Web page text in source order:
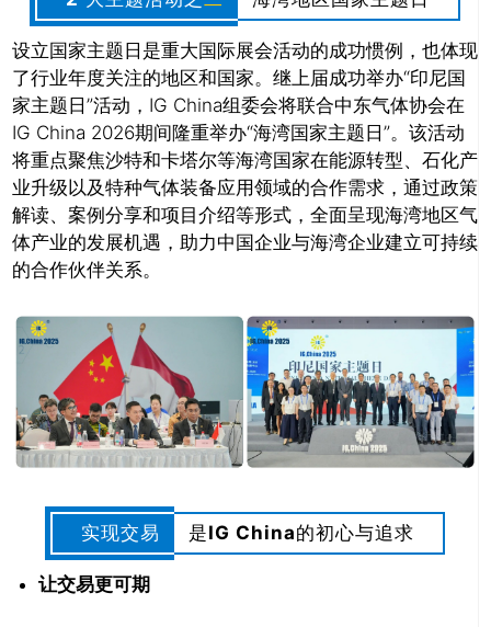
设立国家主题日是重大国际展会活动的成功惯例，也体现
了行业年度关注的地区和国家。继上届成功举办“印尼国
家主题日”活动，IG China组委会将联合中东气体协会在
IG China 2026期间隆重举办“海湾国家主题日”。该活动
将重点聚焦沙特和卡塔尔等海湾国家在能源转型、石化产
业升级以及特种气体装备应用领域的合作需求，通过政策
解读、案例分享和项目介绍等形式，全面呈现海湾地区气
体产业的发展机遇，助力中国企业与海湾企业建立可持续
的合作伙伴关系。
实现交易 是IG China的初心与追求
让交易更可期